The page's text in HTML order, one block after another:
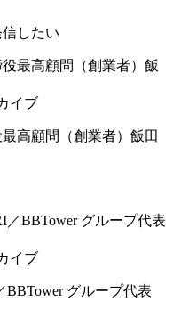
したい
イブ
高顧問（創業者）飯田
イブ
BBTower グループ代表